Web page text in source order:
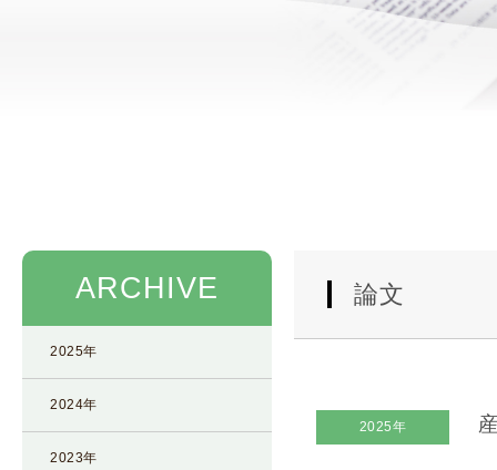
て
人
授
I
ARCHIVE
2025年
2024年
2023年
論文
2025年